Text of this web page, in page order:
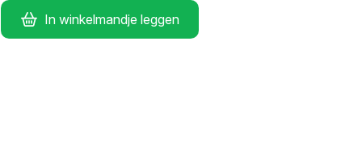
In winkelmandje leggen